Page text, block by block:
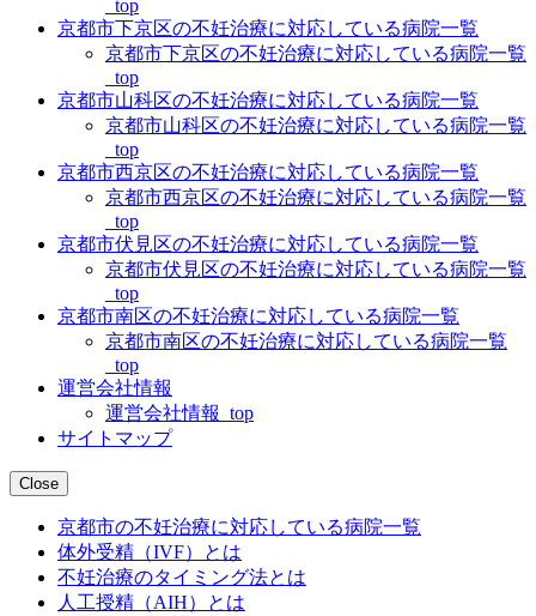
_top
京都市下京区の不妊治療に対応している病院一覧
京都市下京区の不妊治療に対応している病院一覧
_top
京都市山科区の不妊治療に対応している病院一覧
京都市山科区の不妊治療に対応している病院一覧
_top
京都市西京区の不妊治療に対応している病院一覧
京都市西京区の不妊治療に対応している病院一覧
_top
京都市伏見区の不妊治療に対応している病院一覧
京都市伏見区の不妊治療に対応している病院一覧
_top
京都市南区の不妊治療に対応している病院一覧
京都市南区の不妊治療に対応している病院一覧
_top
運営会社情報
運営会社情報_top
サイトマップ
Close
京都市の不妊治療に対応している病院一覧
体外受精（IVF）とは
不妊治療のタイミング法とは
人工授精（AIH）とは